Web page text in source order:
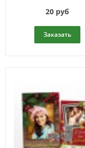
20 руб
Заказать